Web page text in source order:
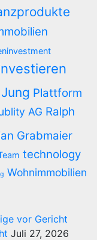
Jung Plattform
AG Ralph
Grabmaier
technology
Wohnimmobilien
vor Gericht
Juli 27, 2026